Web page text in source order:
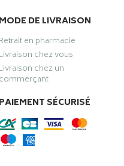
MODE DE LIVRAISON
Retrait en pharmacie
Livraison chez vous
Livraison chez un
commerçant
PAIEMENT SÉCURISÉ